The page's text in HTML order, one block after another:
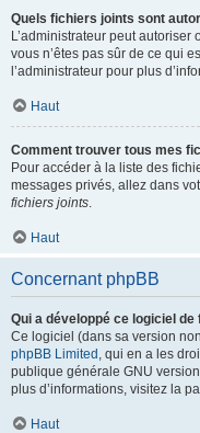
Quels fichiers joints sont
L’administrateur peut
vous n’êtes pas sûr de ce qui
l’administrateur pour plus
Haut
Comment trouver tous mes
Pour accéder à la liste des
messages privés, allez dans
fichiers joints.
Haut
Concernant phpBB
Qui a développé ce logiciel de
Ce logiciel (dans sa version
phpBB Limited , qui en a les
publique générale GNU
plus d’informations, visitez la
Haut